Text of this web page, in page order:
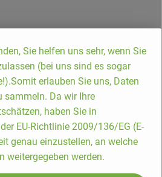
mbH
fest daran,dass in der Natur
schönes und langes Leben
Sie helfen uns sehr, wenn Sie
(bei uns sind es sogar
erlauben Sie uns, Daten
sammeln. Da wir Ihre
haben Sie in
EU-Richtlinie 2009/136/EG (E-
genau einzustellen, an welche
weitergegeben werden.